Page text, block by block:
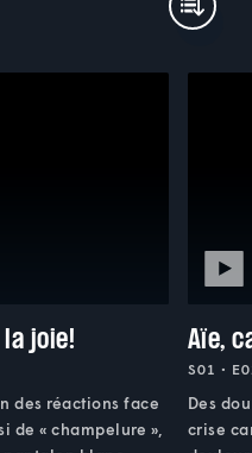
joie!
des réactions face
de « champelure »,
Aïe,
S01 •
Des
crise